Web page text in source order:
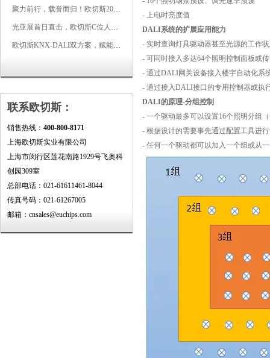
聚力前行，载誉而归！欧切斯2026光亚展完美收官
光亚展首日直击，欧切斯C位人气爆棚-双奖加冕，实力再出圈
欧切斯KNX-DALI双方案，赋能广州有马空间日式轻奢静谧之光
联系欧切斯：
销售热线： 400-800-8171
上海欧切斯实业有限公司
上海市闵行区莲花南路1929号飞奥科
创园309室
总部电话：021-61611461-8044
传真号码：021-61267005
邮箱：cnsales@euchips.com
- 上电时亮度值
DALI系统的扩展应用能力
- 实时查询灯具驱动器甚至光源的工作
- 可同时接入多达64个照明控制面板或
- 通过DALI网关设备接入楼宇自动化系
- 通过接入DALI接口的专用控制器或执
DALI的原理-分组控制
- 一个驱动最多可以设置16个照明分组
- 根据设计的需要事先通过配置工具进
- 任何一个驱动都可以加入一个组或从